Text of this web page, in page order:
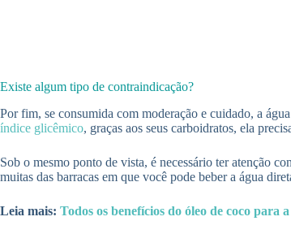
Existe algum tipo de contraindicação?
Por fim, se consumida com moderação e cuidado, a
índice glicêmico, graças aos seus carboidratos, ela
Sob o mesmo ponto de vista, é necessário ter atenção
muitas das barracas em que você pode beber a água
Leia mais: Todos os benefícios do óleo de coco para